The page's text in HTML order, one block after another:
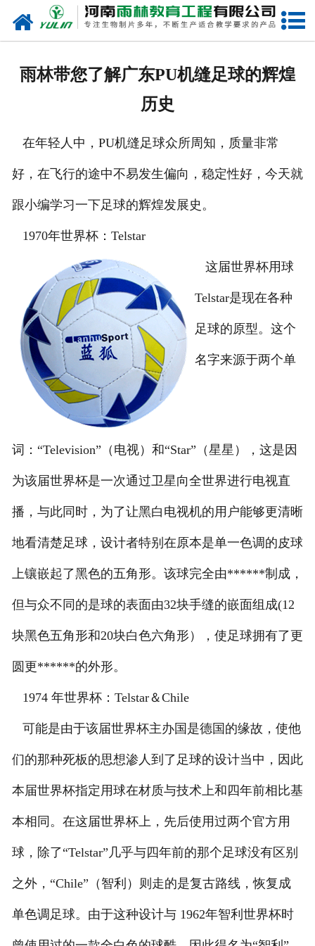
网站首页
雨林带您了解广东PU机缝足球的辉煌
历史
在年轻人中，PU机缝足球众所周知，质量非常
好，在飞行的途中不易发生偏向，稳定性好，今天就
跟小编学习一下足球的辉煌发展史。
1970年世界杯：Telstar
这届世界杯用球
Telstar是现在各种
足球的原型。这个
名字来源于两个单
词：“Television”（电视）和“Star”（星星），这是因
为该届世界杯是一次通过卫星向全世界进行电视直
播，与此同时，为了让黑白电视机的用户能够更清晰
地看清楚足球，设计者特别在原本是单一色调的皮球
上镶嵌起了黑色的五角形。该球完全由******制成，
但与众不同的是球的表面由32块手缝的嵌面组成(12
块黑色五角形和20块白色六角形），使足球拥有了更
圆更******的外形。
1974 年世界杯：Telstar＆Chile
可能是由于该届世界杯主办国是德国的缘故，使他
们的那种死板的思想渗人到了足球的设计当中，因此
本届世界杯指定用球在材质与技术上和四年前相比基
本相同。在这届世界杯上，先后使用过两个官方用
球，除了“Telstar”几乎与四年前的那个足球没有区别
之外，“Chile”（智利）则走的是复古路线，恢复成
单色调足球。由于这种设计与 1962年智利世界杯时